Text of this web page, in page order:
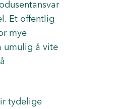
Et offentlig
mye
umulig å vite
tydelige